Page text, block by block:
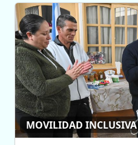
MOVILIDAD INCLUSIVA